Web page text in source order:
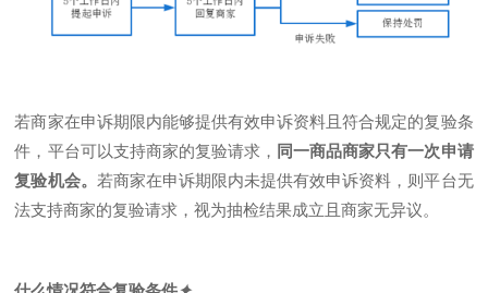
若商家在申诉期限内能够提供有效申诉资料且符合规定的复验条
件，平台可以支持商家的复验请求， 同一商品商家只有一次申请
复验机会。 若商家在申诉期限内未提供有效申诉资料，则平台无
法支持商家的复验请求，视为抽检结果成立且商家无异议。